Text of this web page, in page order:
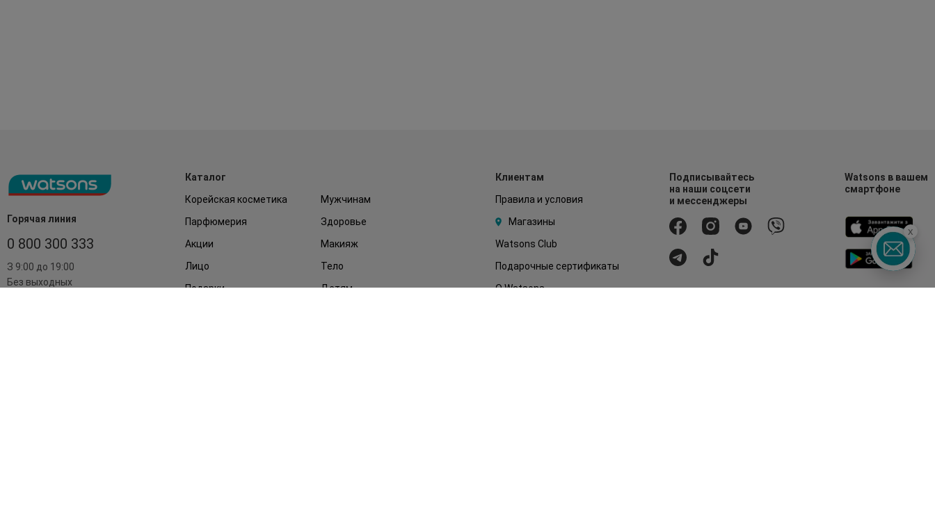
Горячая линия
0 800 300 333
З 9:00 до 19:00
Без выходных
Каталог
Корейская косметика
Мужчинам
Парфюмерия
Здоровье
Акции
Макияж
Лицо
Тело
Подарки
Детям
Клиентам
Правила и условия
Магазины
Watsons Club
Подарочные сертификаты
О Watsons
Подписывайтесь
на наши соцсети
и мессенджеры
Watsons в вашем
смартфоне
x